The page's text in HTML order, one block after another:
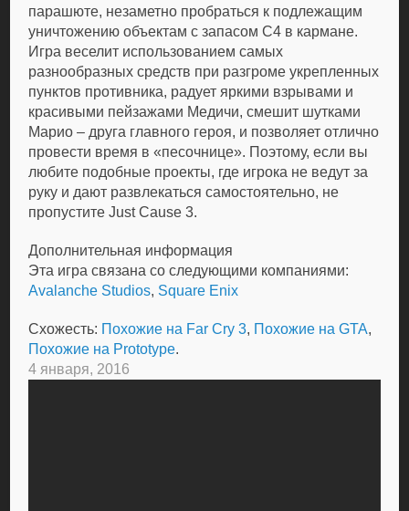
парашюте, незаметно пробраться к подлежащим
уничтожению объектам с запасом С4 в кармане.
Игра веселит использованием самых
разнообразных средств при разгроме укрепленных
пунктов противника, радует яркими взрывами и
красивыми пейзажами Медичи, смешит шутками
Марио – друга главного героя, и позволяет отлично
провести время в «песочнице». Поэтому, если вы
любите подобные проекты, где игрока не ведут за
руку и дают развлекаться самостоятельно, не
пропустите Just Cause 3.
Дополнительная информация
Эта игра связана со следующими компаниями:
Avalanche Studios, Square Enix
Схожесть: Похожие на Far Cry 3, Похожие на GTA,
Похожие на Prototype.
4 января, 2016